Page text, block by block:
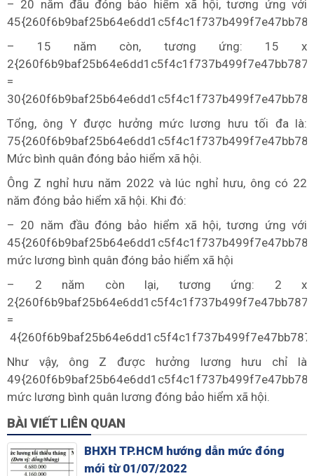
– 20 năm đầu đóng bảo hiểm xã hội, tương ứng với
– 15 năm còn, tương ứng: 15 x
=
Tổng, ông Y được hưởng mức lương hưu tối đa là:
Mức bình quân đóng bảo hiểm xã hội.
Ông Z nghỉ hưu năm 2022 và lúc nghỉ hưu, ông có 22
năm đóng bảo hiểm xã hội. Khi đó:
– 20 năm đầu đóng bảo hiểm xã hội, tương ứng với
mức lương bình quân đóng bảo hiểm xã hội
– 2 năm còn lại, tương ứng: 2 x
=
Như vậy, ông Z được hưởng lương hưu chỉ là
mức lương bình quân lương đóng bảo hiểm xã hội.
BÀI VIẾT LIÊN QUAN
BHXH TP.HCM hướng dẫn mức đóng
mới từ 01/07/2022